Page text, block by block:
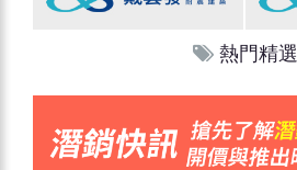
熱門精選